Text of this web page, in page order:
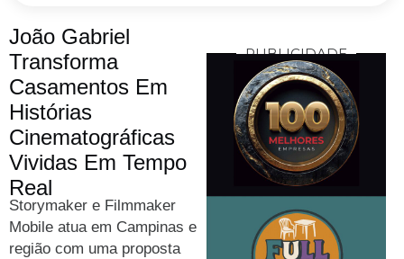
João Gabriel
Transforma
Casamentos Em
Histórias
Cinematográficas
Vividas Em Tempo
Real
Storymaker e Filmmaker
Mobile atua em Campinas e
região com uma proposta
PUBLICIDADE